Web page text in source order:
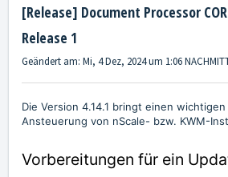
[Release] Document Processor
Release 1
Geändert am: Mi, 4 Dez, 2024 um 1:06
Die Version 4.14.1 bringt einen
Ansteuerung von nScale- bzw. KWM-
Vorbereitungen für ein